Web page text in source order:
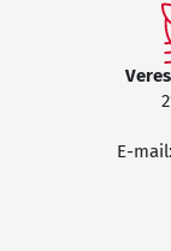
E-mail: